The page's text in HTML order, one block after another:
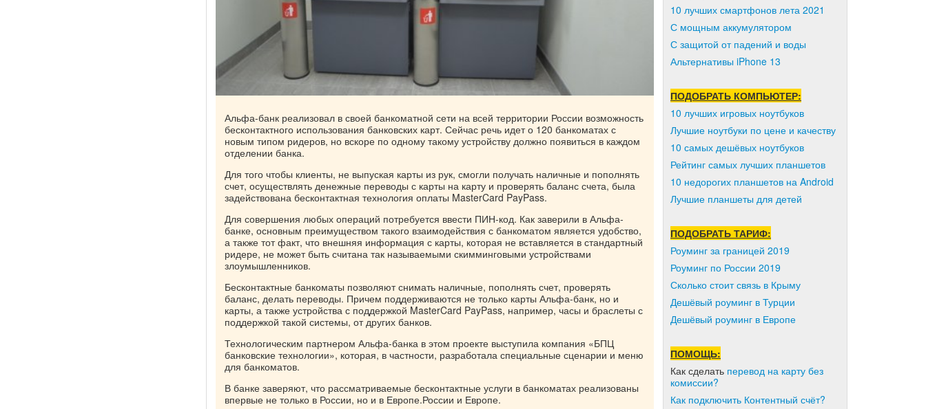
Альфа-банк реализовал в своей банкоматной сети на всей территории России возможность
бесконтактного использования банковских карт. Сейчас речь идет о 120 банкоматах с
новым типом ридеров, но вскоре по одному такому устройству должно появиться в каждом
отделении банка.
Для того чтобы клиенты, не выпуская карты из рук, смогли получать наличные и пополнять
счет, осуществлять денежные переводы с карты на карту и проверять баланс счета, была
задействована бесконтактная технология оплаты MasterCard PayPass.
Для совершения любых операций потребуется ввести ПИН-код. Как заверили в Альфа-
банке, основным преимуществом такого взаимодействия с банкоматом является удобство,
а также тот факт, что внешняя информация с карты, которая не вставляется в стандартный
ридере, не может быть считана так называемыми скимминговыми устройствами
злоумышленников.
Бесконтактные банкоматы позволяют снимать наличные, пополнять счет, проверять
баланс, делать переводы. Причем поддерживаются не только карты Альфа-банк, но и
карты, а также устройства с поддержкой MasterCard PayPass, например, часы и браслеты с
поддержкой такой системы, от других банков.
Технологическим партнером Альфа-банка в этом проекте выступила компания «БПЦ
банковские технологии», которая, в частности, разработала специальные сценарии и меню
для банкоматов.
В банке заверяют, что рассматриваемые бесконтактные услуги в банкоматах реализованы
впервые не только в России, но и в Европе.России и Европе.
10 лучших смартфонов лета 2021
С мощным аккумулятором
С защитой от падений и воды
Альтернативы iPhone 13
ПОДОБРАТЬ КОМПЬЮТЕР:
10 лучших игровых ноутбуков
Лучшие ноутбуки по цене и качеству
10 самых дешёвых ноутбуков
Рейтинг самых лучших планшетов
10 недорогих планшетов на Android
Лучшие планшеты для детей
ПОДОБРАТЬ ТАРИФ:
Роуминг за границей 2019
Роуминг по России 2019
Сколько стоит связь в Крыму
Дешёвый роуминг в Турции
Дешёвый роуминг в Европе
ПОМОЩЬ:
Как сделать перевод на карту без
комиссии?
Как подключить Контентный счёт?